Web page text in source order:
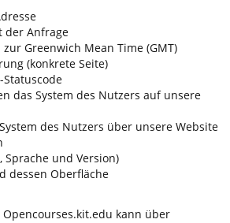
der Anfrage
Greenwich Mean Time (GMT)
(konkrete Seite)
das System des Nutzers auf unsere
des Nutzers über unsere Website
Sprache und Version)
dessen Oberfläche
kann über